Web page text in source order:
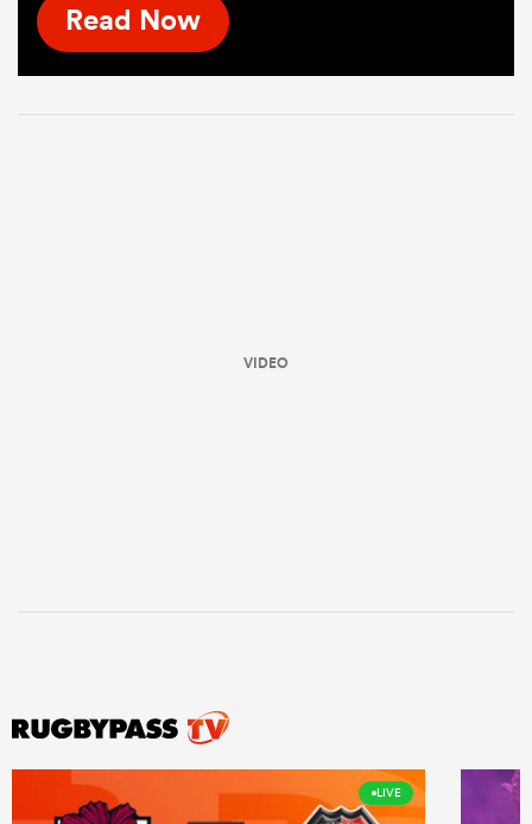
Read Now
VIDEO
LIVE